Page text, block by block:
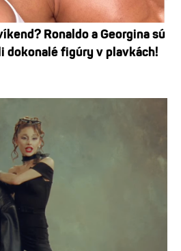
Ronaldo a Georgina sú
dokonalé figúry v plavkách!